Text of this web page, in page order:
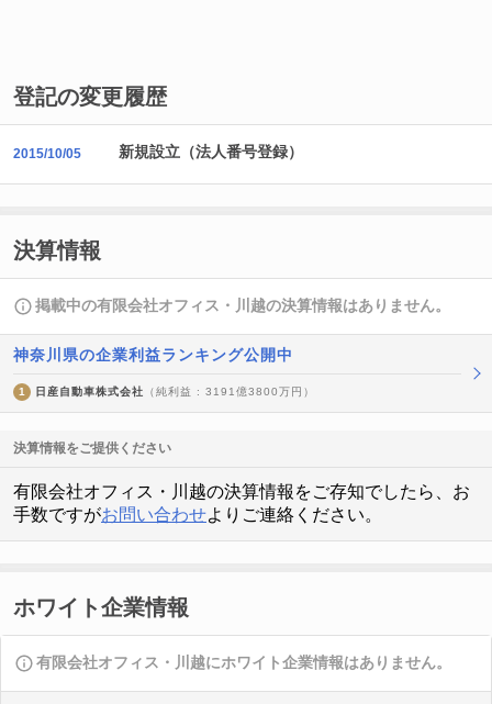
登記の変更履歴
2015/10/05 新規設立（法人番号登録）
決算情報
掲載中の有限会社オフィス・川越の決算情報はありません。
神奈川県の企業利益ランキング公開中
1 日産自動車株式会社 （純利益 : 3191億3800万円）
決算情報をご提供ください
有限会社オフィス・川越の決算情報をご存知でしたら、お
手数ですがお問い合わせよりご連絡ください。
ホワイト企業情報
有限会社オフィス・川越にホワイト企業情報はありません。